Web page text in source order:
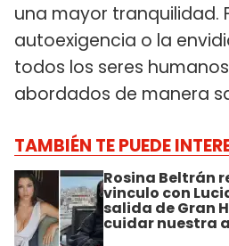
una mayor tranquilidad.
autoexigencia o la
todos los seres
abordados de manera
TAMBIÉN TE PUEDE
Rosina Beltrán
vinculo con
salida de Gran
cuidar nuestra